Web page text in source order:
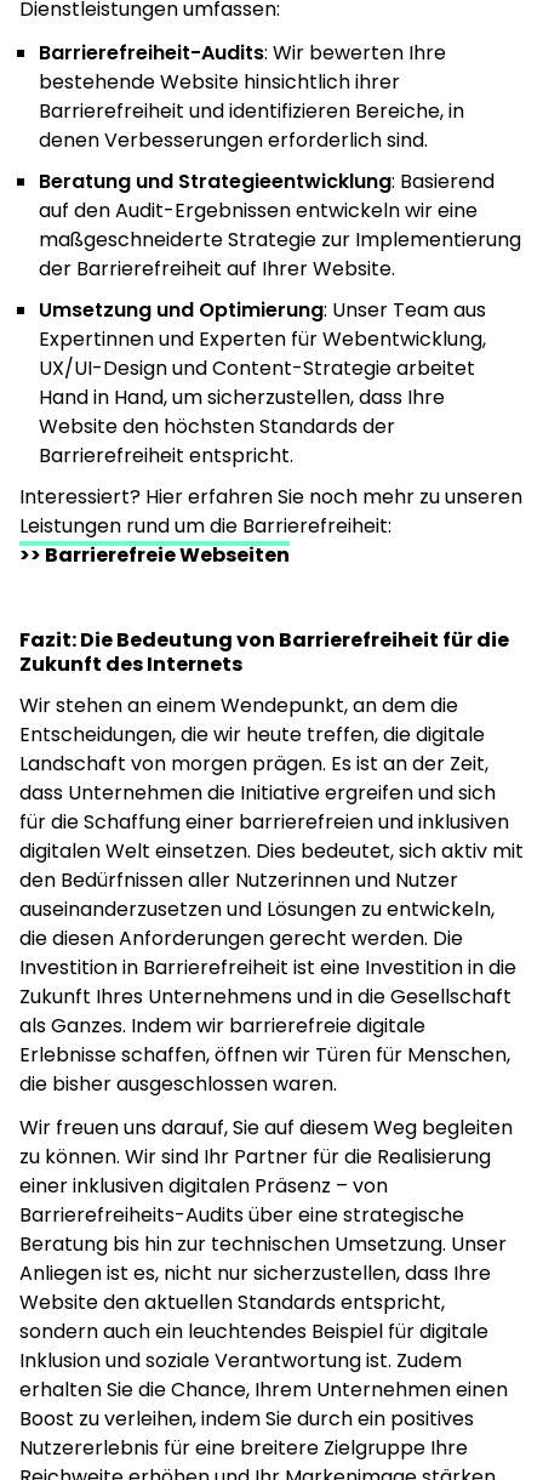
Dienstleistungen umfassen:
Barrierefreiheit-Audits: Wir bewerten Ihre
bestehende Website hinsichtlich ihrer
Barrierefreiheit und identifizieren Bereiche, in
denen Verbesserungen erforderlich sind.
Beratung und Strategieentwicklung: Basierend
auf den Audit-Ergebnissen entwickeln wir eine
maßgeschneiderte Strategie zur Implementierung
der Barrierefreiheit auf Ihrer Website.
Umsetzung und Optimierung: Unser Team aus
Expertinnen und Experten für Webentwicklung,
UX/UI-Design und Content-Strategie arbeitet
Hand in Hand, um sicherzustellen, dass Ihre
Website den höchsten Standards der
Barrierefreiheit entspricht.
Interessiert? Hier erfahren Sie noch mehr zu unseren
Leistungen rund um die Barrierefreiheit:
>> Barrierefreie Webseiten
Fazit: Die Bedeutung von Barrierefreiheit für die
Zukunft des Internets
Wir stehen an einem Wendepunkt, an dem die
Entscheidungen, die wir heute treffen, die digitale
Landschaft von morgen prägen. Es ist an der Zeit,
dass Unternehmen die Initiative ergreifen und sich
für die Schaffung einer barrierefreien und inklusiven
digitalen Welt einsetzen. Dies bedeutet, sich aktiv mit
den Bedürfnissen aller Nutzerinnen und Nutzer
auseinanderzusetzen und Lösungen zu entwickeln,
die diesen Anforderungen gerecht werden. Die
Investition in Barrierefreiheit ist eine Investition in die
Zukunft Ihres Unternehmens und in die Gesellschaft
als Ganzes. Indem wir barrierefreie digitale
Erlebnisse schaffen, öffnen wir Türen für Menschen,
die bisher ausgeschlossen waren.
Wir freuen uns darauf, Sie auf diesem Weg begleiten
zu können. Wir sind Ihr Partner für die Realisierung
einer inklusiven digitalen Präsenz – von
Barrierefreiheits-Audits über eine strategische
Beratung bis hin zur technischen Umsetzung. Unser
Anliegen ist es, nicht nur sicherzustellen, dass Ihre
Website den aktuellen Standards entspricht,
sondern auch ein leuchtendes Beispiel für digitale
Inklusion und soziale Verantwortung ist. Zudem
erhalten Sie die Chance, Ihrem Unternehmen einen
Boost zu verleihen, indem Sie durch ein positives
Nutzererlebnis für eine breitere Zielgruppe Ihre